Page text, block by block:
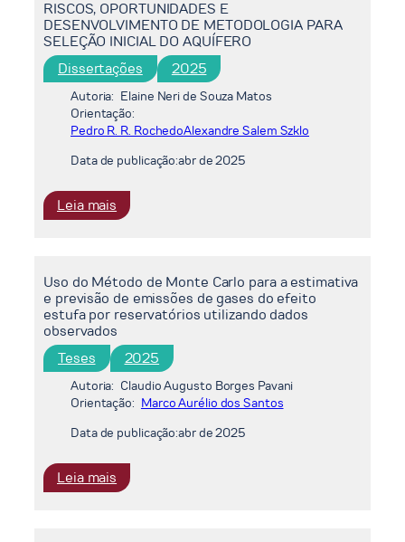
NO
SISTEMA
INTERLIGADO
NACIONAL:
ANÁLISE
DA
REPRESENTAÇÃO
DA
NAS
RAMPAS
HIDRÁULICA
RISCOS, OPORTUNIDADES E
DESENVOLVIMENTO DE METODOLOGIA PARA
SELEÇÃO INICIAL DO AQUÍFERO
Dissertações 2025
Autoria: Elaine Neri de Souza Matos
Orientação:
Pedro R. R. RochedoAlexandre Salem Szklo
Data de publicação:abr de 2025
Leia mais
ARMAZENAMENTO
EM
AQUÍFEROS
SALINOS
NO
BRASIL,
OS
DESAFIOS
TÉCNICOS,
RISCOS,
OPORTUNIDADES
E
Uso do Método de Monte Carlo para a estimativa
e previsão de emissões de gases do efeito
estufa por reservatórios utilizando dados
observados
Teses 2025
Autoria: Claudio Augusto Borges Pavani
Orientação: Marco Aurélio dos Santos
Data de publicação:abr de 2025
Leia mais
Uso